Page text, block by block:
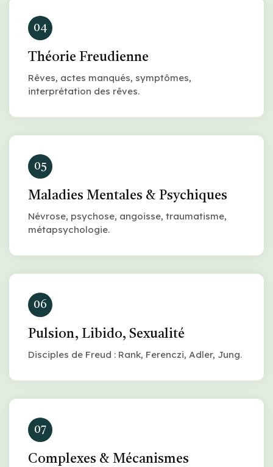
04
Théorie Freudienne
Rêves, actes manqués, symptômes,
interprétation des rêves.
05
Maladies Mentales & Psychiques
Névrose, psychose, angoisse, traumatisme,
métapsychologie.
06
Pulsion, Libido, Sexualité
Disciples de Freud : Rank, Ferenczi, Adler, Jung.
07
Complexes & Mécanismes